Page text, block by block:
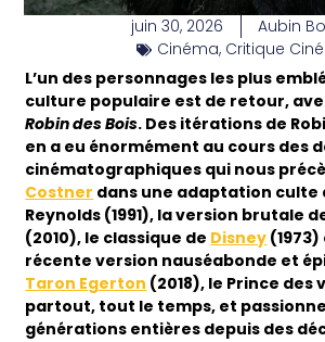
juin 30, 2026
Aubin
Cinéma, Critique
L’un des personnages les plus
culture populaire est de retour,
Robin des Bois. Des itérations de
en a eu énormément au cours des
cinématographiques qui nous
Costner dans une adaptation culte
Reynolds (1991), la version brutale
(2010), le classique de Disney
récente version nauséabonde et
Taron Egerton (2018), le Prince des
partout, tout le temps, et
générations entières depuis des